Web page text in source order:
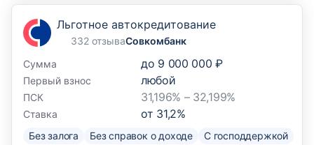
Льготное автокредитование
332 отзываСовкомбанк
Сумма
до 9 000 000 ₽
Первый взнос любой
ПСК 31,196% – 32,199%
Ставка от 31,2%
Без залога Без справок о доходе С господдержкой